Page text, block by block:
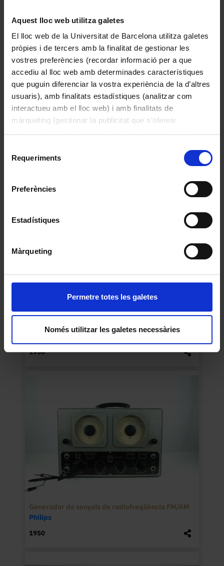
Aquest lloc web utilitza galetes
El lloc web de la Universitat de Barcelona utilitza galetes
pròpies i de tercers amb la finalitat de gestionar les
vostres preferències (recordar informació per a que
accediu al lloc web amb determinades característiques
que puguin diferenciar la vostra experiència de la d’altres
usuaris), amb finalitats estadístiques (analitzar com
interactueu amb el lloc web) i amb finalitats de
màrqueting (gestionar la publicitat que s’ofereix
consultar laPolítica de galetes del lloc web de la
Requeriments
Preferències
Estadístiques
Màrqueting
Permetre totes les galetes
Només utilitzar les galetes necessàries
General Electric
Multímetre analògic portàtil
1950
Generador de senyals de radiofreqüència FM/AM
Philips
1950